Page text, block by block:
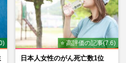
⭐ 高評価の記事(7.6)
日本人女性のがん死亡数1位